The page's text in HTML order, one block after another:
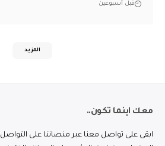
قبل أسبوعين
المزيد
معك اينما تكون..
ابقى على تواصل معنا عبر منصاتنا على التواصل